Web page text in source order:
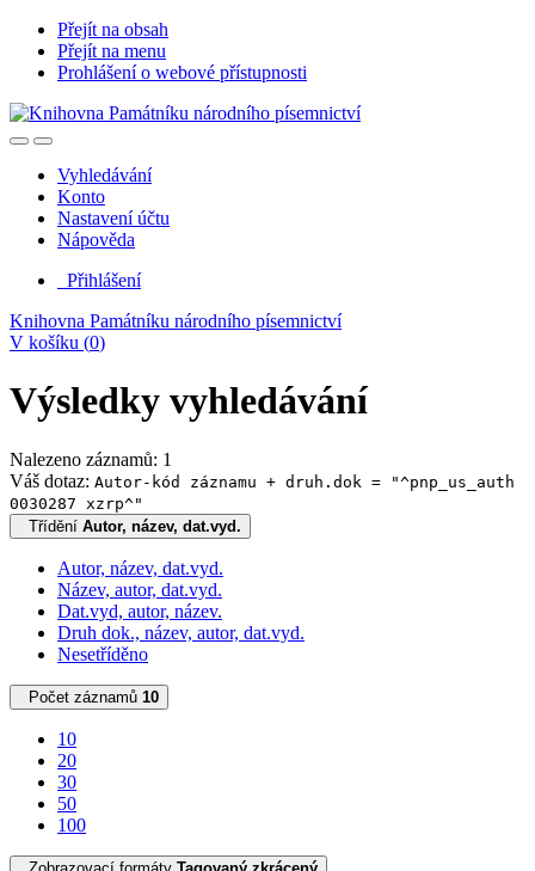
Přejít na obsah
Přejít na menu
Prohlášení o webové přístupnosti
Vyhledávání
Konto
Nastavení účtu
Nápověda
Přihlášení
Knihovna Památníku národního písemnictví
V košíku (0)
Výsledky vyhledávání
Nalezeno záznamů: 1
Váš dotaz: Autor-kód záznamu + druh.dok = "^pnp_us_auth
0030287 xzrp^"
Třídění Autor, název, dat.vyd.
Autor, název, dat.vyd.
Název, autor, dat.vyd.
Dat.vyd, autor, název.
Druh dok., název, autor, dat.vyd.
Nesetříděno
Počet záznamů 10
10
20
30
50
100